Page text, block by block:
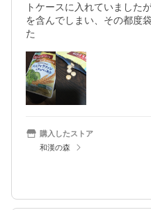
トケースに入れていました
を含んでしまい、その都度
購入したストア
和漢の森